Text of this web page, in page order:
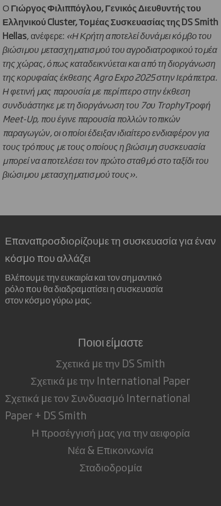
ΟΓιώργος Φιλιππόγλου, Γενικός Διευθυντής του
Ελληνικού Cluster, Τομέας Συσκευασίας της DS Smith
Hellas, ανέφερε: «Η Κρήτη αποτελεί δυνάμει κόμβο του
βιώσιμου μετασχηματισμού του αγροδιατροφικού τομέα
της χώρας, όπως καταδεικνύεται και από τη διοργάνωση
της κορυφαίας έκθεσης Agro Expo 2025 στην Ιεράπετρα.
Η φετινή μας παρουσία με περίπτερο στην έκθεση
συνδυάστηκε με τη διοργάνωση του 7oυ TrophyΤροφή
Meet-Up, που έγινε παρουσία πολλών τοπικών
παραγωγών, οι οποίοι έδειξαν ιδιαίτερο ενδιαφέρον για
τους τρόπους με τους οποίους η βιώσιμη συσκευασία
μπορεί να αποτελέσει τον πρώτο σταθμό στο ταξίδι του
βιώσιμου μετασχηματισμού τους».
Επαναπροσδιορίζουμε τη συσκευασία για έναν
κόσμο που αλλάζει
Βλέπουμε την ευκαιρία και τον σημαντικό
ρόλο που θα διαδραματίσει η συσκευασία
στον κόσμο γύρω μας.
Ποιοι είμαστε
Σχετικά με την DS Smith
Σχετικά με την International Paper
Σχετικά με τον Συνδυασμό International
Paper + DS Smith
Η προσέγγισή μας για την αειφορία
Νέα & Επικοινωνία
Σταδιοδρομία